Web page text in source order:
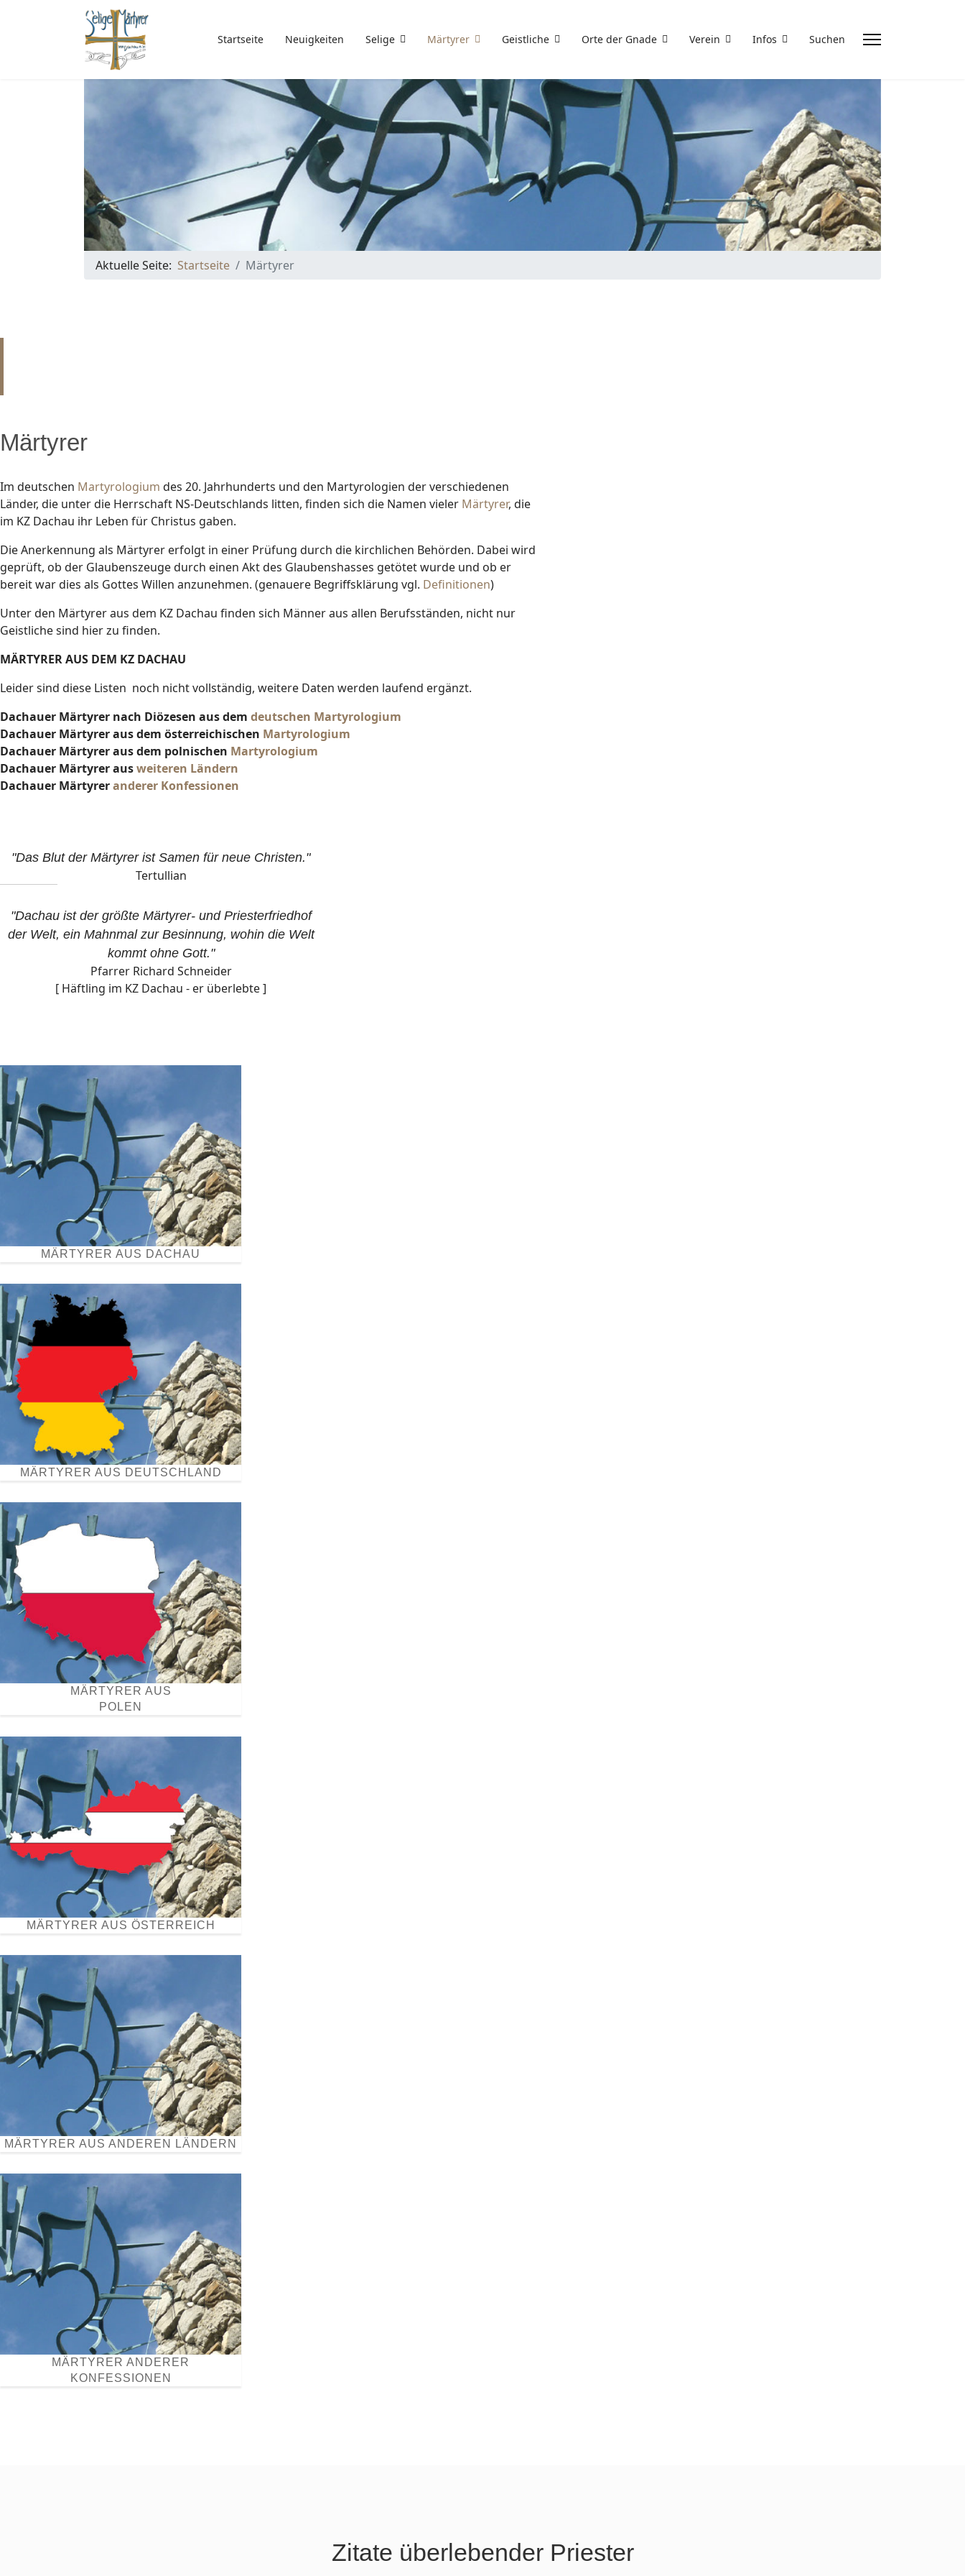
Startseite Neuigkeiten Selige Märtyrer Geistliche Orte der Gnade Verein Infos Suchen
Aktuelle Seite: Startseite Märtyrer
Märtyrer
Im deutschen Martyrologium des 20. Jahrhunderts und den Martyrologien der verschiedenen
Länder, die unter die Herrschaft NS-Deutschlands litten, finden sich die Namen vieler Märtyrer, die
im KZ Dachau ihr Leben für Christus gaben.
Die Anerkennung als Märtyrer erfolgt in einer Prüfung durch die kirchlichen Behörden. Dabei wird
geprüft, ob der Glaubenszeuge durch einen Akt des Glaubenshasses getötet wurde und ob er
bereit war dies als Gottes Willen anzunehmen. (genauere Begriffsklärung vgl. Definitionen)
Unter den Märtyrer aus dem KZ Dachau finden sich Männer aus allen Berufsständen, nicht nur
Geistliche sind hier zu finden.
MÄRTYRER AUS DEM KZ DACHAU
Leider sind diese Listen noch nicht vollständig, weitere Daten werden laufend ergänzt.
Dachauer Märtyrer nach Diözesen aus dem deutschen Martyrologium
Dachauer Märtyrer aus dem österreichischen Martyrologium
Dachauer Märtyrer aus dem polnischen Martyrologium
Dachauer Märtyrer ausweiteren Ländern
Dachauer Märtyreranderer Konfessionen
"Das Blut der Märtyrer ist Samen für neue Christen."
Tertullian
"Dachau ist der größte Märtyrer- und Priesterfriedhof
der Welt, ein Mahnmal zur Besinnung, wohin die Welt
kommt ohne Gott."
Pfarrer Richard Schneider
[ Häftling im KZ Dachau - er überlebte ]
MÄRTYRER AUS DACHAU
MÄRTYRER AUS DEUTSCHLAND
MÄRTYRER AUS
POLEN
MÄRTYRER AUS ÖSTERREICH
MÄRTYRER AUS ANDEREN LÄNDERN
MÄRTYRER ANDERER
KONFESSIONEN
Zitate überlebender Priester